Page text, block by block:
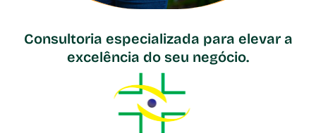
Consultoria especializada para elevar a
excelência do seu negócio.